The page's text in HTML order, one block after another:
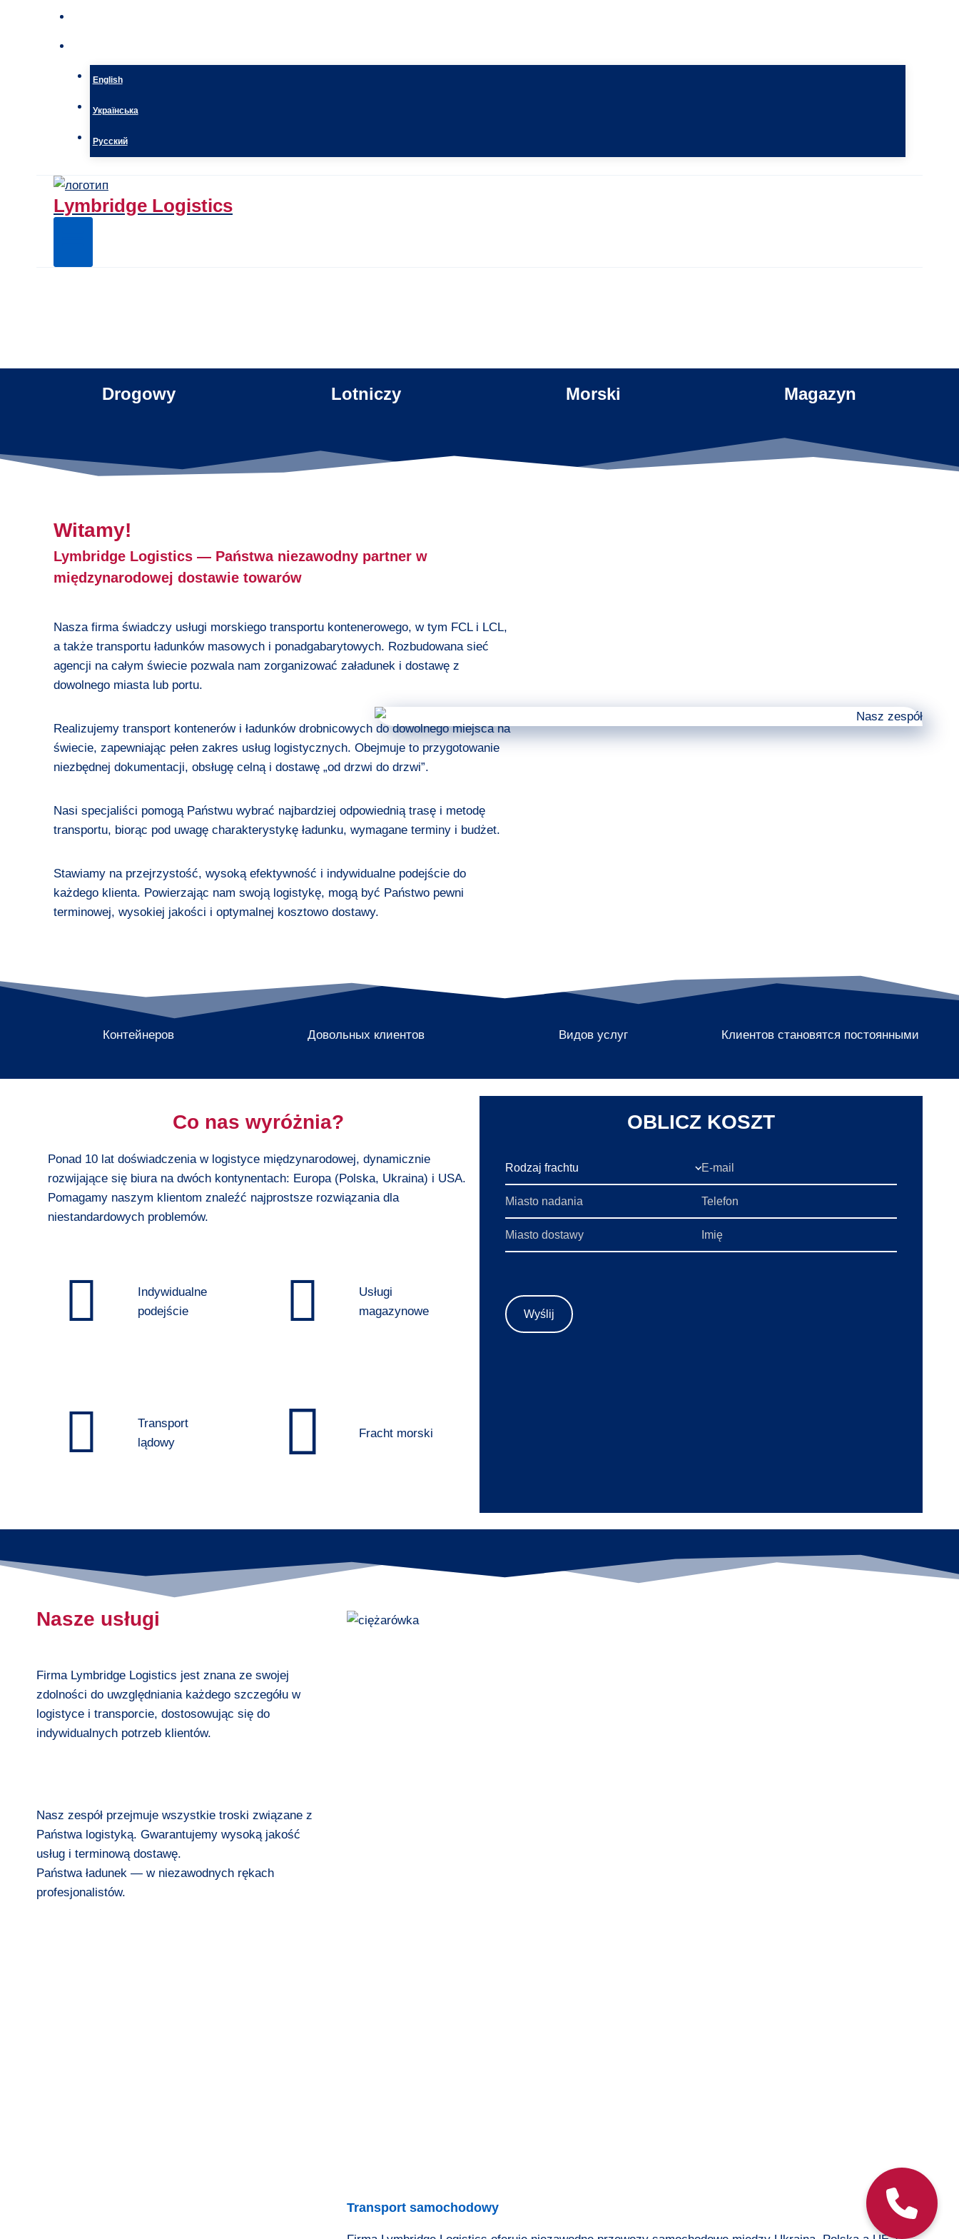
English
Українська
Русский
Lymbridge Logistics
Drogowy Lotniczy Morski Magazyn
Witamy!
Lymbridge Logistics — Państwa niezawodny partner w
międzynarodowej dostawie towarów
Nasza firma świadczy usługi morskiego transportu kontenerowego, w tym FCL i LCL,
a także transportu ładunków masowych i ponadgabarytowych. Rozbudowana sieć
agencji na całym świecie pozwala nam zorganizować załadunek i dostawę z
dowolnego miasta lub portu.
Realizujemy transport kontenerów i ładunków drobnicowych do dowolnego miejsca na
świecie, zapewniając pełen zakres usług logistycznych. Obejmuje to przygotowanie
niezbędnej dokumentacji, obsługę celną i dostawę „od drzwi do drzwi”.
Nasi specjaliści pomogą Państwu wybrać najbardziej odpowiednią trasę i metodę
transportu, biorąc pod uwagę charakterystykę ładunku, wymagane terminy i budżet.
Stawiamy na przejrzystość, wysoką efektywność i indywidualne podejście do
każdego klienta. Powierzając nam swoją logistykę, mogą być Państwo pewni
terminowej, wysokiej jakości i optymalnej kosztowo dostawy.
Контейнеров Довольных клиентов Видов услуг Клиентов становятся постоянными
Co nas wyróżnia?
Ponad 10 lat doświadczenia w logistyce międzynarodowej, dynamicznie
rozwijające się biura na dwóch kontynentach: Europa (Polska, Ukraina) i USA.
Pomagamy naszym klientom znaleźć najprostsze rozwiązania dla
niestandardowych problemów.
Indywidualne
podejście
Usługi
magazynowe
Transport
lądowy
Fracht morski
OBLICZ KOSZT
Nasze usługi
Firma Lymbridge Logistics jest znana ze swojej
zdolności do uwzględniania każdego szczegółu w
logistyce i transporcie, dostosowując się do
indywidualnych potrzeb klientów.
Nasz zespół przejmuje wszystkie troski związane z
Państwa logistyką. Gwarantujemy wysoką jakość
usług i terminową dostawę.
Państwa ładunek — w niezawodnych rękach
profesjonalistów.
Transport samochodowy